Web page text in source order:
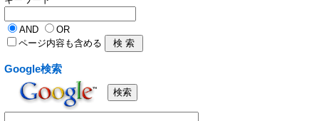
AND
OR
ページ内容も含める
Google検索